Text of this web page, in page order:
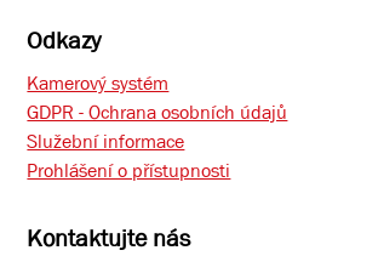
Odkazy
Kamerový systém
GDPR - Ochrana osobních údajů
Služební informace
Prohlášení o přístupnosti
Kontaktujte nás